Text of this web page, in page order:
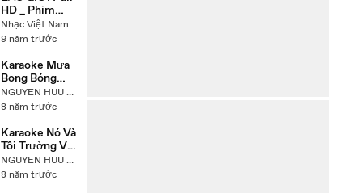
HD _ Phim
Chiếu Rạp
Việt Nam Mới
Nhạc Việt Nam
9 năm trước
Karaoke Mưa
Bong Bóng
Trường Vũ
Beat Chuẩn
NGUYEN HUU NHAT
8 năm trước
Karaoke Nó Và
Tôi Trường Vũ
Beat Chuẩn NGUYEN HUU NHAT
8 năm trước